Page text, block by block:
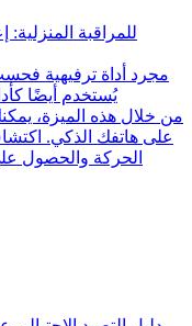
يُستخدم أيضًا
الحركة والحصول